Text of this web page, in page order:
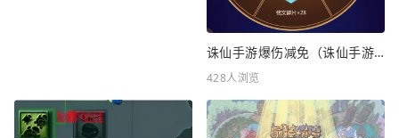
诛仙手游爆伤减免（诛仙手游爆伤减免重要吗）
428人浏览